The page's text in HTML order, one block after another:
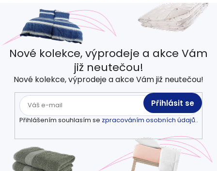
Nové kolekce, výprodeje a akce Vám
již neutečou!
Nové kolekce, výprodeje a akce Vám již neutečou!
Přihlášením souhlasím se zpracováním osobních údajů..
Přihlásit se